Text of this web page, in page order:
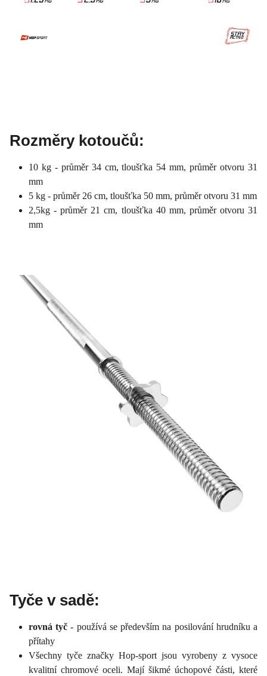
Rozměry kotoučů:
10 kg - průměr 34 cm, tloušťka 54 mm, průměr otvoru 31
mm
5 kg - průměr 26 cm, tloušťka 50 mm, průměr otvoru 31 mm
2,5kg - průměr 21 cm, tloušťka 40 mm, průměr otvoru 31
mm
Tyče v sadě:
rovná tyč- používá se především na posilování hrudníku a
přítahy
Všechny tyče značky Hop-sport jsou vyrobeny z vysoce
kvalitní chromové oceli. Mají šikmé úchopové části, které